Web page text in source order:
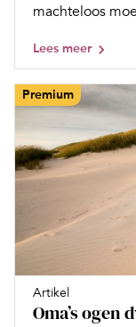
machteloos
Lees meer
Premium
Artikel
Oma’s ogen